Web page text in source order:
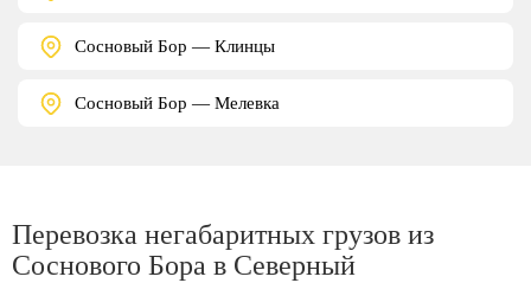
Сосновый Бор — Клинцы
Сосновый Бор — Мелевка
Перевозка негабаритных грузов из
Соснового Бора в Северный